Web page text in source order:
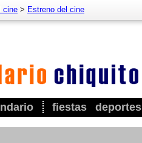
fiestas deportes
cine > Estreno del cine